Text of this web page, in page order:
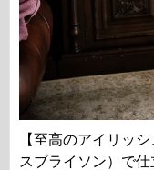
【至高のアイリッ
スブライソン）で